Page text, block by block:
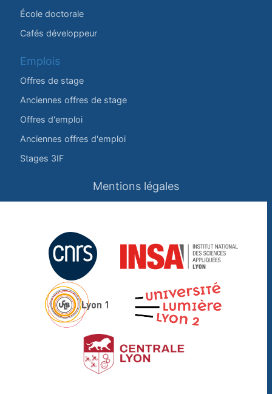
École doctorale
Cafés développeur
Emplois
Offres de stage
Anciennes offres de stage
Offres d'emploi
Anciennes offres d'emploi
Stages 3IF
Mentions légales